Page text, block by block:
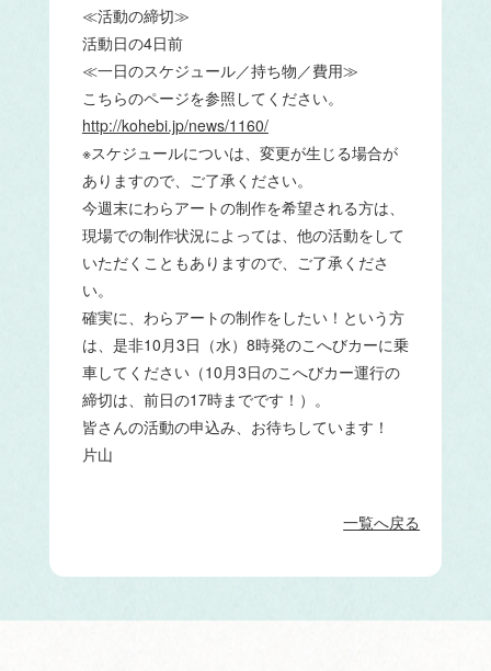
≪活動の締切≫
活動日の4日前
≪一日のスケジュール／持ち物／費用≫
こちらのページを参照してください。
http://kohebi.jp/news/1160/
※スケジュールについは、変更が生じる場合が
ありますので、ご了承ください。
今週末にわらアートの制作を希望される方は、
現場での制作状況によっては、他の活動をして
いただくこともありますので、ご了承くださ
い。
確実に、わらアートの制作をしたい！という方
は、是非10月3日（水）8時発のこへびカーに乗
車してください（10月3日のこへびカー運行の
締切は、前日の17時までです！）。
皆さんの活動の申込み、お待ちしています！
片山
一覧へ戻る